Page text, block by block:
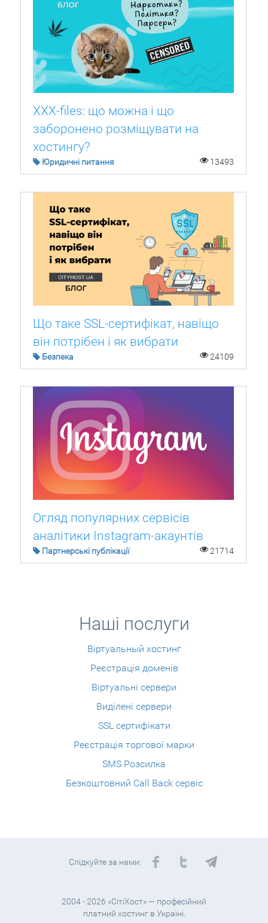
XXX-files: що можна і що
заборонено розміщувати на
хостингу?
Юридичні питання 13493
Що таке SSL-сертифікат, навіщо
він потрібен і як вибрати
Безпека 24109
Огляд популярних сервісів
аналітики Instagram-акаунтів
Партнерські публікації 21714
Наші послуги
Віртуальный хостинг
Реєстрація доменів
Віртуальні сервери
Виділені сервери
SSL сертифікати
Реєстрація торгової марки
SMS Розсилка
Безкоштовний Call Back сервіс
Слідкуйте за нами:
2004 - 2026 «СітіХост» — професійний
платний хостинг в Україні.